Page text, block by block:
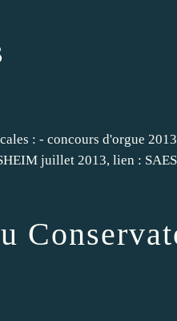
: - concours d'orgue
juillet 2013, lien :